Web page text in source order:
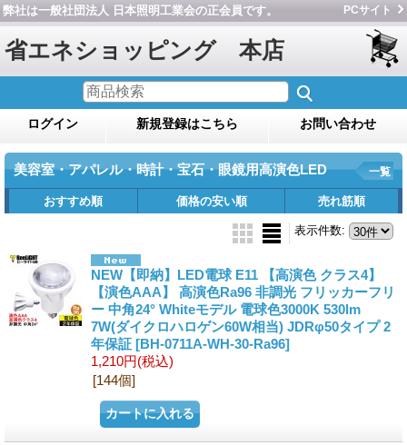
弊社は一般社団法人 日本照明工業会の正会員です。 PCサイト
省エネショッピング 本店
ログイン 新規登録はこちら お問い合わせ
美容室・アパレル・時計・宝石・眼鏡用高演色LED 一覧
おすすめ順 価格の安い順 売れ筋順
表示件数:
NEW【即納】LED電球 E11 【高演色 クラス4】
【演色AAA】 高演色Ra96 非調光 フリッカーフリ
ー 中角24° Whiteモデル 電球色3000K 530lm
7W(ダイクロハロゲン60W相当) JDRφ50タイプ 2
年保証 [BH-0711A-WH-30-Ra96]
1,210円(税込)
[144個]